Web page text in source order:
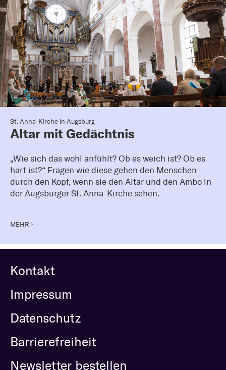
St. Anna-Kirche in Augsburg
Altar mit Gedächtnis
„Wie sich das wohl anfühlt? Ob es weich ist? Ob es
hart ist?“ Fragen wie diese gehen den Menschen
durch den Kopf, wenn sie den Altar und den Ambo in
der Augsburger St. Anna-Kirche sehen.
MEHR
Kontakt
Impressum
Datenschutz
Barrierefreiheit
Newsletter bestellen